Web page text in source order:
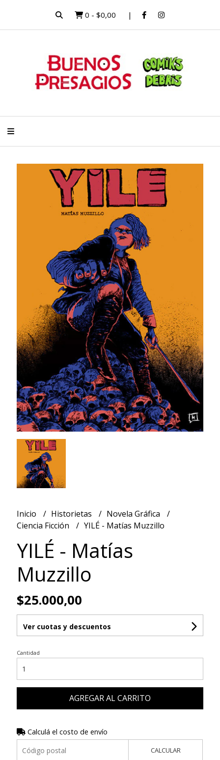
0 - $0,00
Inicio Historietas
Novela Gráfica
Ciencia Ficción
YILÉ - Matías Muzzillo
YILÉ - Matías
Muzzillo
$25.000,00
Ver cuotas y descuentos
Cantidad
AGREGAR AL CARRITO
Calculá el costo de envío
CALCULAR